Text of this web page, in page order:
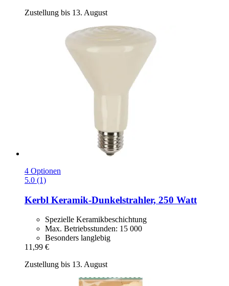
Zustellung bis 13. August
4 Optionen
5.0 (1)
Kerbl Keramik-​Dunkelstrahler, 250 Watt
Spezielle Keramikbeschichtung
Max. Betriebsstunden: 15 000
Besonders langlebig
11,99 €
Zustellung bis 13. August